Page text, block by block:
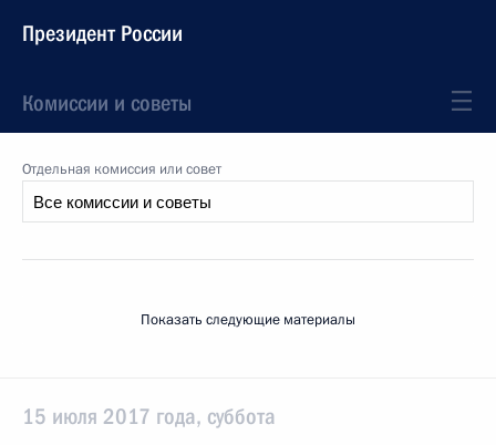
Президент России
Комиссии и советы
Отдельная комиссия или совет
Показать следующие материалы
15 июля 2017 года, суббота